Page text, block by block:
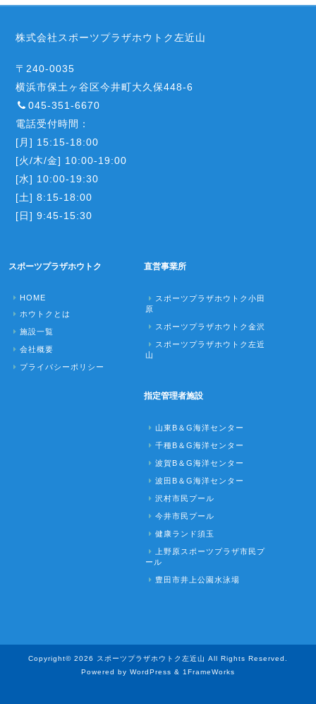
株式会社スポーツプラザホウトク左近山
〒240-0035
横浜市保土ヶ谷区今井町大久保448-6
045-351-6670
電話受付時間：
[月] 15:15-18:00
[火/木/金] 10:00-19:00
[水] 10:00-19:30
[土] 8:15-18:00
[日] 9:45-15:30
スポーツプラザホウトク
HOME
ホウトクとは
施設一覧
会社概要
プライバシーポリシー
直営事業所
スポーツプラザホウトク小田
原
スポーツプラザホウトク金沢
スポーツプラザホウトク左近
山
指定管理者施設
山東B＆G海洋センター
千種B＆G海洋センター
波賀B＆G海洋センター
波田B＆G海洋センター
沢村市民プール
今井市民プール
健康ランド須玉
上野原スポーツプラザ市民プ
ール
豊田市井上公園水泳場
Copyright© 2026 スポーツプラザホウトク左近山 All Rights Reserved.
Powered by WordPress & 1FrameWorks